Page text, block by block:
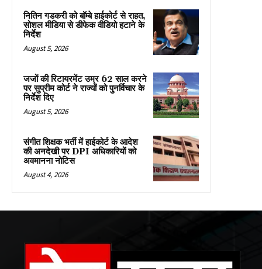
नितिन गडकरी को बॉम्बे हाईकोर्ट से राहत,
सोशल मीडिया से डीफेक वीडियो हटाने के
निर्देश
August 5, 2026
जजों की रिटायरमेंट उम्र 62 साल करने
पर सुप्रीम कोर्ट ने राज्यों को पुनर्विचार के
निर्देश दिए
August 5, 2026
संगीत शिक्षक भर्ती में हाईकोर्ट के आदेश
की अनदेखी पर DPI अधिकारियों को
अवमानना नोटिस
August 4, 2026